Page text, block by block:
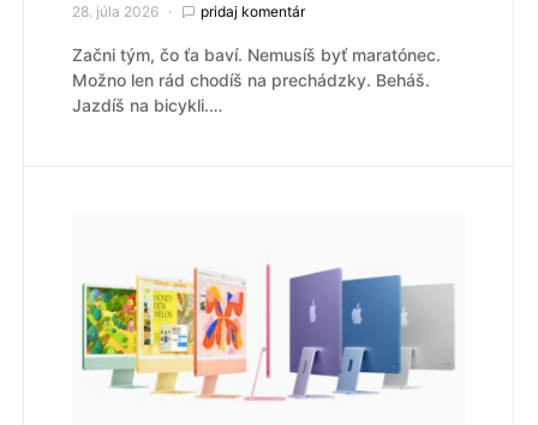
28. júla 2026 pridaj komentár
Začni tým, čo ťa baví. Nemusíš byť maratónec.
Možno len rád chodíš na prechádzky. Beháš.
Jazdíš na bicykli.…